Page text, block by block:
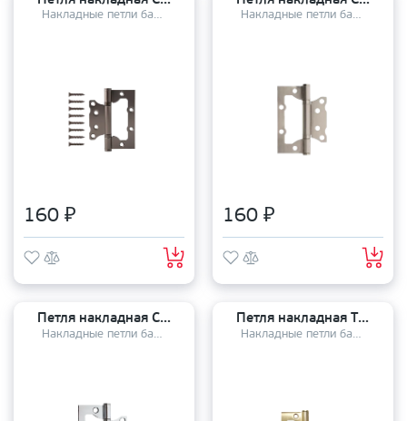
Накладные петли бабочки
160 ₽
Накладные петли бабочки
160 ₽
Петля накладная Code Deco 100*75*2,5 - В2 СR
Накладные петли бабочки
Петля накладная TRODOS 2BB 100х75х2,5мм PB
Накладные петли бабочки